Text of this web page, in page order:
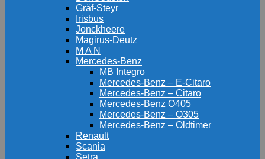
Gräf-Steyr
Irisbus
Jonckheere
Magirus-Deutz
M A N
Mercedes-Benz
MB Integro
Mercedes-Benz – E-Citaro
Mercedes-Benz – Citaro
Mercedes-Benz O405
Mercedes-Benz – O305
Mercedes-Benz – Oldtimer
Renault
Scania
Setra